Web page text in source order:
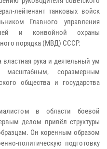
лейтенант танковых войск
Главного управления
и конвойной охраны
порядка (МВД) СССР.
рука и деятельный ум
масштабным, соразмерным
общества и государства
в области боевой
делом привёл структуры
Он коренным образом
политическую подготовку